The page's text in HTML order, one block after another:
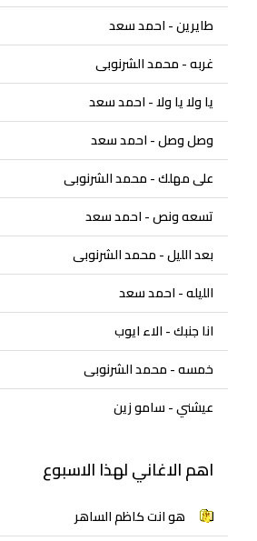
طايرين - احمد سعد
غربه - محمد الشرنوبى
يا ولا يا ولا - احمد سعد
وصل وصل - احمد سعد
على مهلك - محمد الشرنوبى
تسعه ونص - احمد سعد
بعد الليل - محمد الشرنوبى
الليله - احمد سعد
انا جنبك - الاء ايوب
خمسه - محمد الشرنوبى
عيشني - سامو زين
اهم الاغاني لهذا الاسبوع
هو انت كاظم الساهر